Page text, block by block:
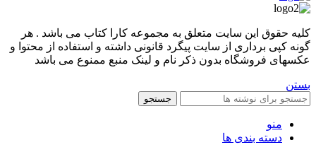
کليه حقوق اين سايت متعلق به مجموعه کارا کتاب می باشد . هر
گونه کپی برداری از سایت پیگرد قانونی داشته و استفاده از محتوا و
عکسهای فروشگاه بدون ذکر نام و لینک منبع ممنوع می باشد
بستن
جستجو
منو
دسته بندی ها